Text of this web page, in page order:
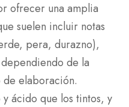
ofrecer una amplia
suelen incluir notas
pera, durazno),
de la
elaboración.
ácido que los tintos, y